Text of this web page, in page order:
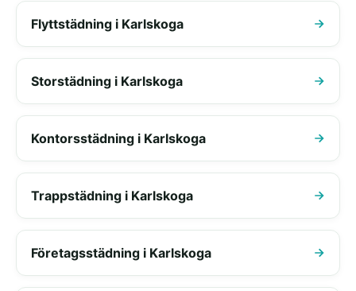
Flyttstädning i Karlskoga
Storstädning i Karlskoga
Kontorsstädning i Karlskoga
Trappstädning i Karlskoga
Företagsstädning i Karlskoga